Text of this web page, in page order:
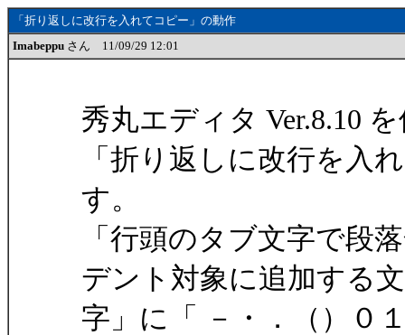
「折り返しに改行を入れてコピー」の動作
Imabeppu さん 11/09/29 12:01
秀丸エディタ Ver.8.10
「折り返しに改行を入
す。
「行頭のタブ文字で段
デント対象に追加する文
字」に「 －・．（）０